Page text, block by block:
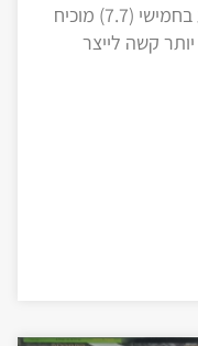
"ת'ור: אהבה ורעם" שיצא לקולנוע בחמישי (7.7) מוכיח
קשה לייצר